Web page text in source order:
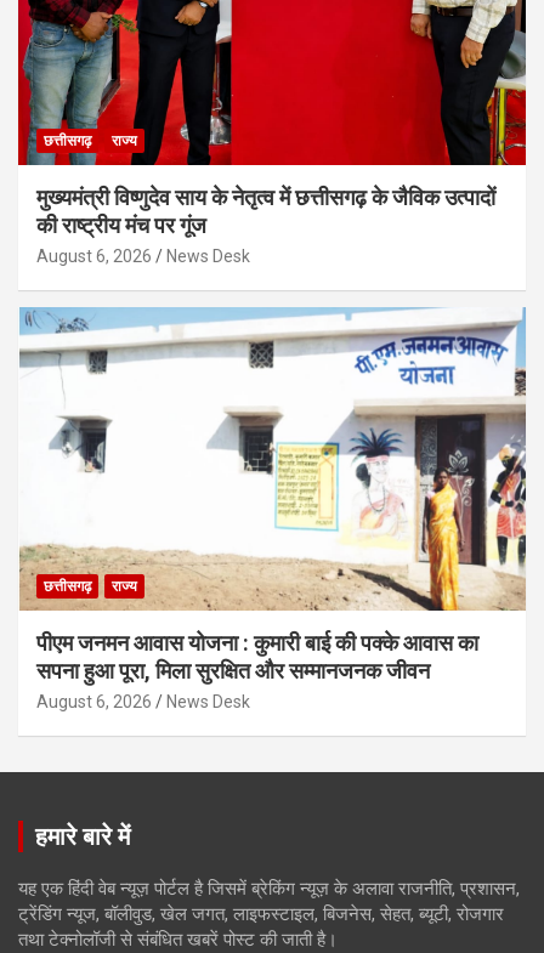
छत्तीसगढ़ राज्य
मुख्यमंत्री विष्णुदेव साय के नेतृत्व में छत्तीसगढ़ के जैविक उत्पादों
की राष्ट्रीय मंच पर गूंज
August 6, 2026 News Desk
छत्तीसगढ़ राज्य
पीएम जनमन आवास योजना : कुमारी बाई की पक्के आवास का
सपना हुआ पूरा, मिला सुरक्षित और सम्मानजनक जीवन
August 6, 2026 News Desk
हमारे बारे में
यह एक हिंदी वेब न्यूज़ पोर्टल है जिसमें ब्रेकिंग न्यूज़ के अलावा राजनीति, प्रशासन,
ट्रेंडिंग न्यूज, बॉलीवुड, खेल जगत, लाइफस्टाइल, बिजनेस, सेहत, ब्यूटी, रोजगार
तथा टेक्नोलॉजी से संबंधित खबरें पोस्ट की जाती है।